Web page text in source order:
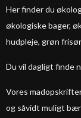
Her finder du
økologiske bager,
hudpleje, grøn
Du vil dagligt finde
Vores
og såvidt muligt